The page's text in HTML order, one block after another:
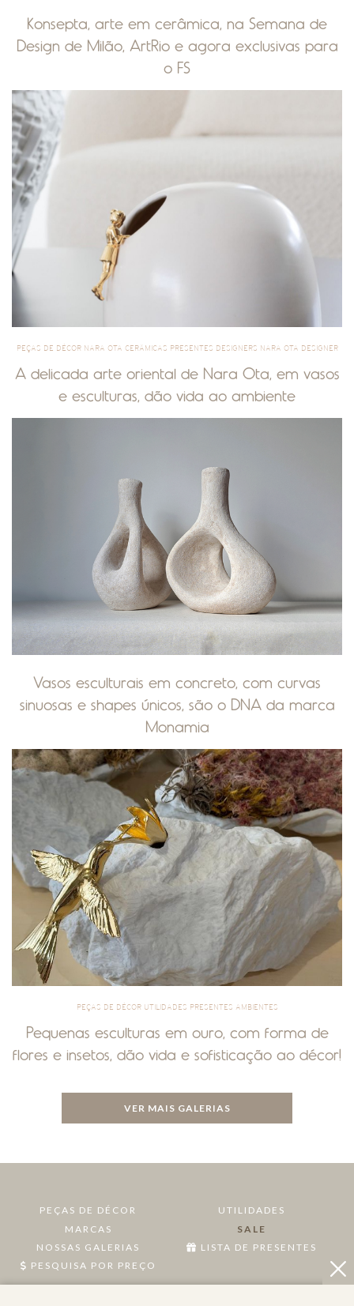
Konsepta, arte em cerâmica, na Semana de
Design de Milão, ArtRio e agora exclusivas para
o FS
PEÇAS DE DÉCOR NARA OTA CERÂMICAS PRESENTES DESIGNERS NARA OTA DESIGNER
A delicada arte oriental de Nara Ota, em vasos
e esculturas, dão vida ao ambiente
Vasos esculturais em concreto, com curvas
sinuosas e shapes únicos, são o DNA da marca
Monamia
PEÇAS DE DÉCOR UTILIDADES PRESENTES AMBIENTES
Pequenas esculturas em ouro, com forma de
flores e insetos, dão vida e sofisticação ao décor!
VER MAIS GALERIAS
PEÇAS DE DÉCOR
UTILIDADES
MARCAS
SALE
NOSSAS GALERIAS
LISTA DE PRESENTES
PESQUISA POR PREÇO